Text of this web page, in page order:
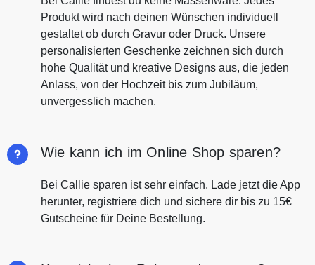
Produkt wird nach deinen Wünschen individuell
gestaltet ob durch Gravur oder Druck. Unsere
personalisierten Geschenke zeichnen sich durch
hohe Qualität und kreative Designs aus, die jeden
Anlass, von der Hochzeit bis zum Jubiläum,
unvergesslich machen.
Wie kann ich im Online Shop sparen?
Bei Callie sparen ist sehr einfach. Lade jetzt die App
herunter, registriere dich und sichere dir bis zu 15€
Gutscheine für Deine Bestellung.